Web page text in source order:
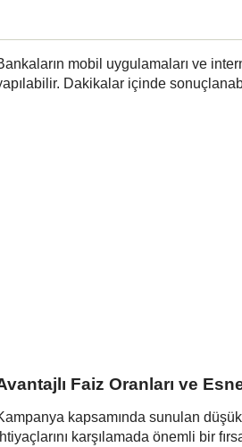
mobil uygulamaları ve
Dakikalar içinde
Faiz Oranları ve
kapsamında sunulan
karşılamada önemli bir